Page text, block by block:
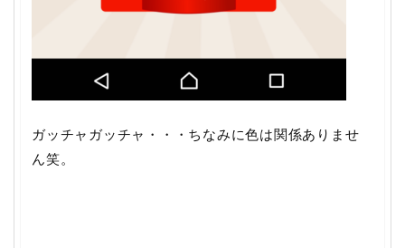
ガッチャガッチャ・・・ちなみに色は関係ありませ
ん笑。